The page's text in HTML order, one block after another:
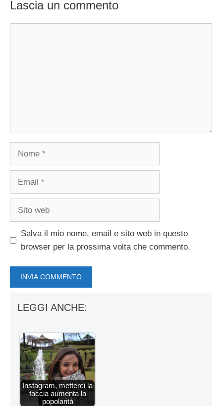
Lascia un commento
Nome
Email
Sito
Salva il mio nome, email e sito web in questo
browser per la prossima volta che commento.
LEGGI ANCHE:
Instagram, metterci la
faccia aumenta la
popolarità